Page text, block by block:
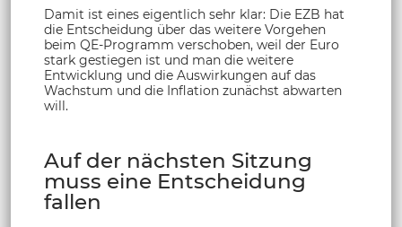
Damit ist eines eigentlich sehr klar: Die EZB hat
die Entscheidung über das weitere Vorgehen
beim QE-Programm verschoben, weil der Euro
stark gestiegen ist und man die weitere
Entwicklung und die Auswirkungen auf das
Wachstum und die Inflation zunächst abwarten
will.
Auf der nächsten Sitzung
muss eine Entscheidung
fallen